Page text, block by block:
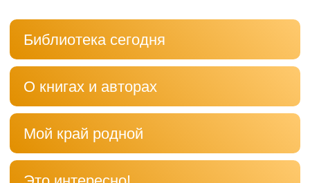
Библиотека сегодня
О книгах и авторах
Мой край родной